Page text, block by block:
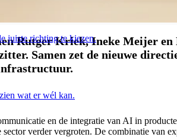
juiste richting te kiezen.
wat er wél kan.
Rutger Kriek, Ineke Meijer
Samen zet de nieuwe
en de integratie van AI in
verder vergroten. De combinatie van